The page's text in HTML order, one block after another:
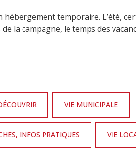
temporaire. L’été,
la campagne, le temps des
VIE MUNICIPALE
INFOS PRATIQUES VIE